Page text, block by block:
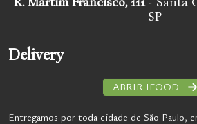
SP
Delivery
ABRIR IFOOD
Entregamos por toda cidade de São Paulo,